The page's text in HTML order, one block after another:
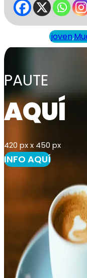
joven,
PAUTE
AQUÍ
420 px x 450 px
INFO AQUÍ